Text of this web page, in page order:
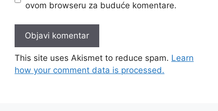
ovom browseru za buduće komentare.
This site uses Akismet to reduce spam. Learn
how your comment data is processed.